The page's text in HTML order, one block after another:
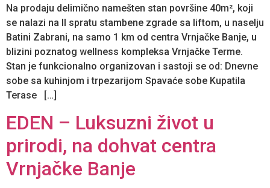
Na prodaju delimično namešten stan površine 40m², koji
se nalazi na II spratu stambene zgrade sa liftom, u naselju
Batini Zabrani, na samo 1 km od centra Vrnjačke Banje, u
blizini poznatog wellness kompleksa Vrnjačke Terme.
Stan je funkcionalno organizovan i sastoji se od: Dnevne
sobe sa kuhinjom i trpezarijom Spavaće sobe Kupatila
Terase […]
EDEN – Luksuzni život u
prirodi, na dohvat centra
Vrnjačke Banje